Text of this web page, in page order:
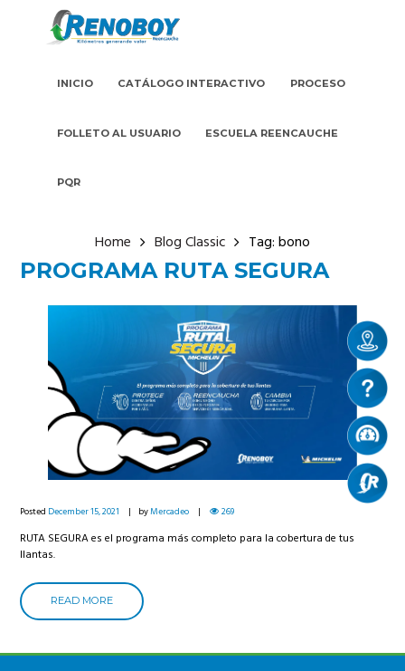
INICIO CATÁLOGO INTERACTIVO PROCESO
FOLLETO AL USUARIO ESCUELA REENCAUCHE
PQR
Home Blog Classic Tag: bono
PROGRAMA RUTA SEGURA
Posted December 15, 2021 byMercadeo 269
RUTA SEGURA es el programa más completo para la cobertura de tus
llantas.
READ MORE